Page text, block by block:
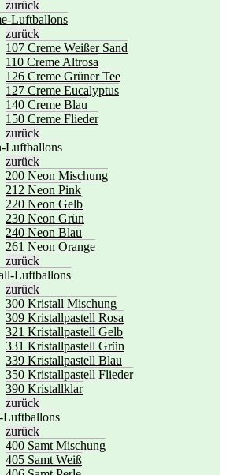
zurück
Luftballons
zurück
107 Creme Weißer Sand
110 Creme Altrosa
126 Creme Grüner Tee
127 Creme Eucalyptus
140 Creme Blau
150 Creme Flieder
zurück
Luftballons
zurück
200 Neon Mischung
212 Neon Pink
220 Neon Gelb
230 Neon Grün
240 Neon Blau
261 Neon Orange
zurück
Luftballons
zurück
300 Kristall Mischung
309 Kristallpastell Rosa
321 Kristallpastell Gelb
331 Kristallpastell Grün
339 Kristallpastell Blau
350 Kristallpastell Flieder
390 Kristallklar
zurück
Luftballons
zurück
400 Samt Mischung
405 Samt Weiß